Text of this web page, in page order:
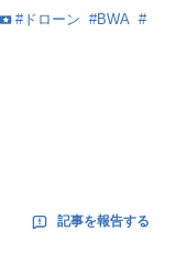
#ドローン #BWA #
記事を報告する